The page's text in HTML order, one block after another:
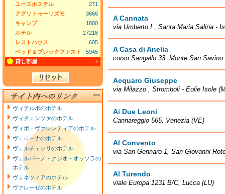
A Cannata
via Umberto I , Santa Maria Salina -
A Casa di Anelia
corso Sangallo 33, Monte San Savino
Acquaro Giuseppe
via Milazzo , Stromboli - Eolie Isole
Ai Due Leoni
Cannareggio 565, Venezia (VE)
Al Convento
via San Gennaro 1, San Giovanni
Al Turendo
viale Europa 1231 B/C, Lucca (LU)
ユースホステル
271
アグリトゥーリズモ
3666
キャンプ
1800
ホテル
27218
レストハウス
605
ベッド＆ブレックファスト
5945
貸し部屋
⇒
ヴィテルボのホテル
ヴィチェンツァのホテル
ヴィボ・ヴァレンティアのホテル
ヴェローナのホテル
ヴェルチェッリのホテル
ヴェルバーノ・クジオ・オッソラの
ホテル
ヴェネツィアのホテル
ヴァレーゼのホテル